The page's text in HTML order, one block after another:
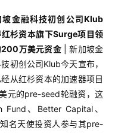
坡金融科技初创公司Klub
杉资本旗下Surge项目领
200万美元资金| 新加坡金
初创公司Klub今天宣布，
从红杉资本的加速器项目
元的pre-seed轮融资，这
、Better Capital、
名天使投资人参与其pre-